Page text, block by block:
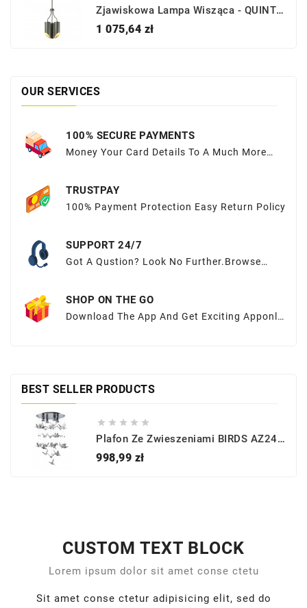
Zjawiskowa Lampa Wisząca - QUINTO3-GPN - Elstead Lighting
1 075,64 złCena
OUR SERVICES
100% SECURE PAYMENTS
Money Your Card Details To A Much More
TRUSTPAY
100% Payment Protection Easy Return Policy
SUPPORT 24/7
Got A Qustion? Look No Further.Browse
SHOP ON THE GO
Download The App And Get Exciting Apponly
BEST SELLER PRODUCTS
    
Plafon Ze Zwieszeniami BIRDS AZ2449 - Azzardo
998,99 złCena
CUSTOM TEXT BLOCK
Lorem ipsum dolor sit amet conse ctetu
Sit amet conse ctetur adipisicing elit, sed do